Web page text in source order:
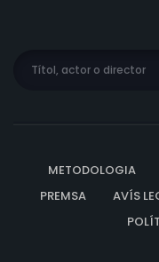
METODOLOGIA
PREMSA
AVÍS